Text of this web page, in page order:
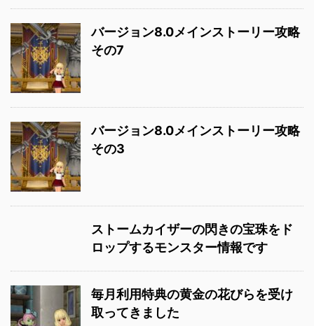
バージョン8.0メインストーリー攻略
その7
バージョン8.0メインストーリー攻略
その3
ストームカイザーの閃きの宝珠をド
ロップするモンスター情報です
毎月利用特典の黄金の花びらを受け
取ってきました